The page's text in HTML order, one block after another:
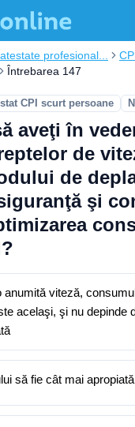
profesional...
Întrebarea 147
CPI scurt persoane
aveţi în
de
de
şi
anumită viteză,
acelaşi, şi nu depinde
să fie cât mai